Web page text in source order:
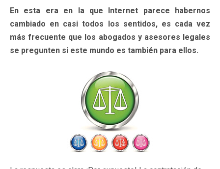
En esta era en la que Internet parece habernos
cambiado en casi todos los sentidos, es cada vez
más frecuente que los abogados y asesores legales
se pregunten si este mundo es también para ellos.